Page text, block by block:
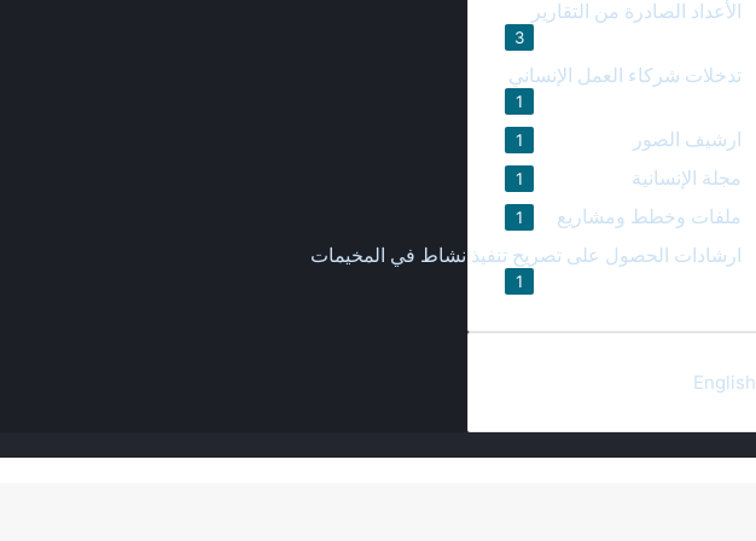
الأعداد الصادرة من التقارير
3
تدخلات شركاء العمل الإنساني
1
ارشيف الصور 1
مجلة الإنسانية 1
ملفات وخطط ومشاريع 1
ارشادات الحصول على تصريح تنفيذ نشاط في المخيمات
1
English